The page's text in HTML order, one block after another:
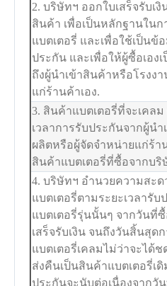
2. บริษัทฯ ออกใบเสร็จรับเ
สินค้า เพื่อเป็นหลักฐานใน
แบตเตอรี่ และเพื่อใช้เป็นข้
ประกัน และเพื่อให้ผู้ซื้อเอง
ถึงผู้นำเข้าสินค้าหรือโรงง
แก่ร้านค้าเอง.
3. สินค้าแบตเตอรี่ที่จะเคล
เวลาการรับประกันจากผู้น
ผลิตหรือผู้จัดจำหน่ายแก่ร้า
สินค้าแบตเตอรี่ที่ซื้อจากบริ
4. บริษัทฯ อำนวยความสะ
แบตเตอรี่ตามระยะเวลารั
แบตเตอรี่รุ่นนั้นๆ จากวันที่
เสร็จรับเงิน จนถึงวันสิ้นสุด
แบตเตอรี่เคลมไม่ว่าจะได้
ส่งคืนเป็นสินค้าแบตเตอรี่เดิ
ประกันจะนับต่อเนื่องจากวั